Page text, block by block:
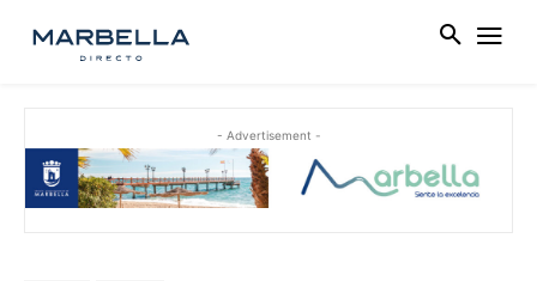
- Advertisement -